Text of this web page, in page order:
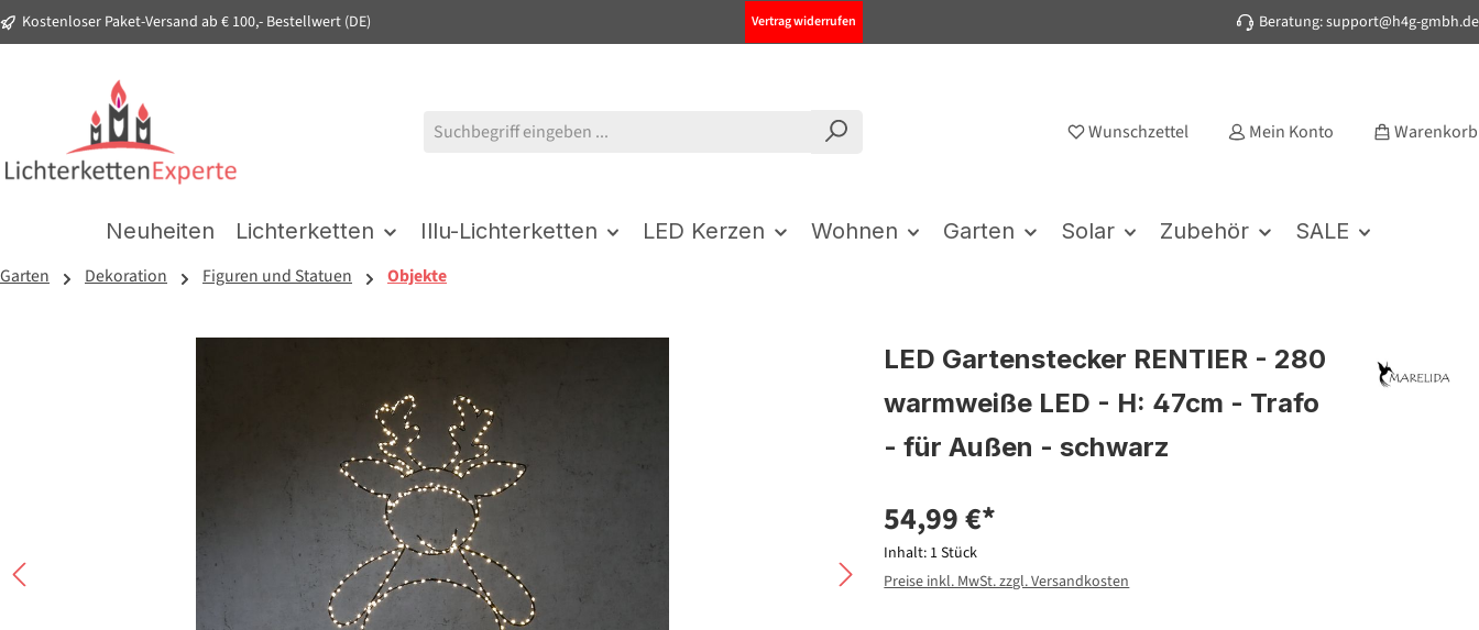
Zur Hauptnavigation springen
Kostenloser Paket-Versand ab € 100,- Bestellwert (DE) Vertrag widerrufen Beratung: support@h4g-gmbh.de
Wunschzettel Mein Konto Warenkorb
Neuheiten Lichterketten Illu-Lichterketten LED Kerzen Wohnen Garten Solar Zubehör SALE
Garten Dekoration Figuren und Statuen Objekte
LED Gartenstecker RENTIER - 280
warmweiße LED - H: 47cm - Trafo
- für Außen - schwarz
54,99 €*
Inhalt: 1 Stück
Preise inkl. MwSt. zzgl. Versandkosten